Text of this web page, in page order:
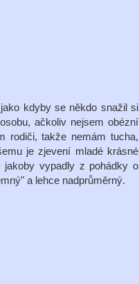
kdyby se někdo snažil si
ačkoliv nejsem obézní
rodiči, takže nemám tucha,
je zjevení mladé krásné
jakoby vypadly z pohádky o
a lehce nadprůměrný.